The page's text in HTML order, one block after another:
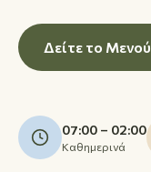
Δείτε το Μενού
07:00 – 02:00
Καθημερινά